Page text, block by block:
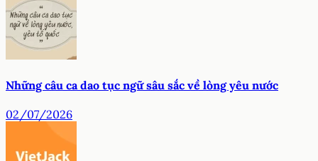
Những câu ca dao tục ngữ sâu sắc về lòng yêu nước
02/07/2026